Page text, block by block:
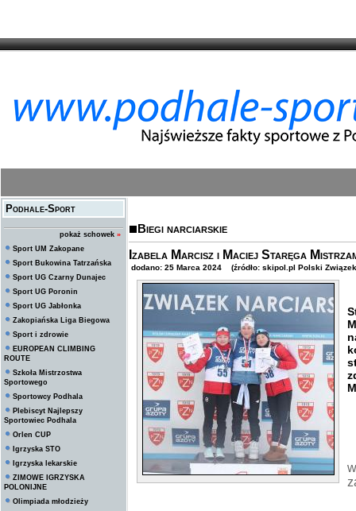
Podhale-Sport
pokaż schowek »
Sport UM Zakopane
Sport Bukowina Tatrzańska
Sport UG Czarny Dunajec
Sport UG Poronin
Sport UG Jabłonka
Zakopiańska Liga Biegowa
Sport i zdrowie
EUROPEAN CLIMBING
ROUTE
Szkoła Mistrzostwa
Sportowego
Sportowcy Podhala
Plebiscyt Najlepszy
Sportowiec Podhala
Orlen CUP
Igrzyska STO
Igrzyska lekarskie
ZIMOWE IGRZYSKA
POLONIJNE
Olimpiada młodzieży
Biegi narciarskie
Izabela Marcisz i Maciej Staręga
dodano: 25 Marca 2024 (źródło: skipol.pl Polski